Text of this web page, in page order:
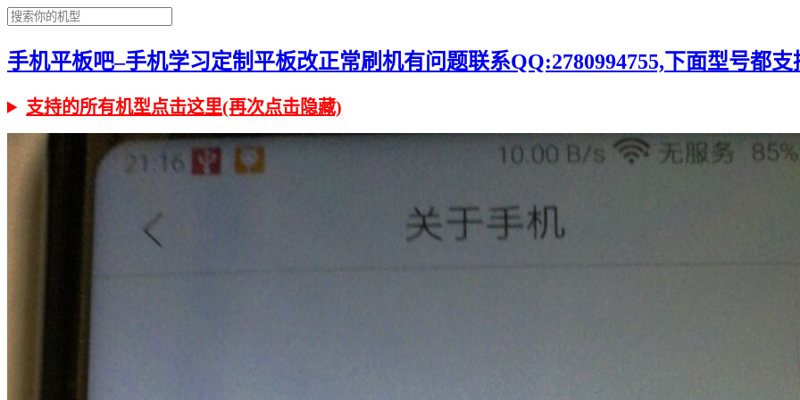
手机平板吧–手机学习定制平板改正常刷机有问题联系QQ:2780994755,下面型号都支
支持的所有机型点击这里(再次点击隐藏)